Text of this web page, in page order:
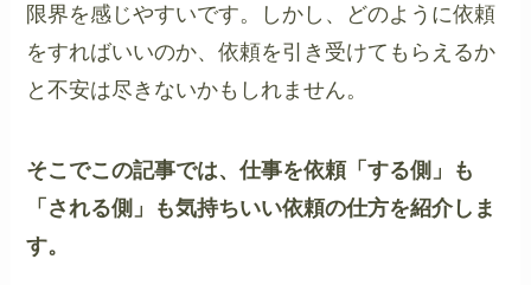
限界を感じやすいです。しかし、どのように依頼
をすればいいのか、依頼を引き受けてもらえるか
と不安は尽きないかもしれません。
そこでこの記事では、仕事を依頼「する側」も
「される側」も気持ちいい依頼の仕方を紹介しま
す。